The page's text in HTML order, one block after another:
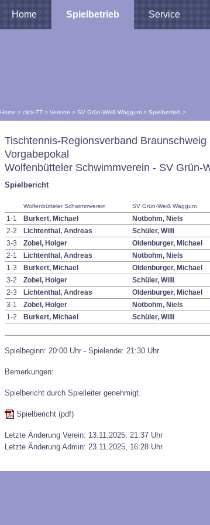
Home Spielbetrieb Service
Home > click-TT > Vereine > SV Grün-Weiß Waggum > Spielbetrieb >
Tischtennis-Regionsverband
Vorgabepokal
Wolfenbütteler Schwimmverein - SV Grün-
Spielbericht
Wolfenbütteler Schwimmverein SV Grün-Weiß Waggum
1-1 Burkert, Michael Notbohm, Niels
2-2
Lichtenthal, Andreas Schüler, Willi
3-3
Zobel, Holger Oldenburger, Michael
2-1
Lichtenthal, Andreas Notbohm, Niels
1-3
Burkert, Michael Oldenburger, Michael
3-2
Zobel, Holger Schüler, Willi
2-3
Lichtenthal, Andreas Oldenburger, Michael
3-1
Zobel, Holger
Notbohm, Niels
1-2
Burkert, Michael
Schüler, Willi
Spielbeginn: 20:00 Uhr - Spielende: 21:30 Uhr
Bemerkungen:
Spielbericht durch Spielleiter genehmigt.
Spielbericht (pdf)
Letzte Änderung Verein: 13.11.2025, 21:37 Uhr
Letzte Änderung Admin: 23.11.2025, 16:28 Uhr